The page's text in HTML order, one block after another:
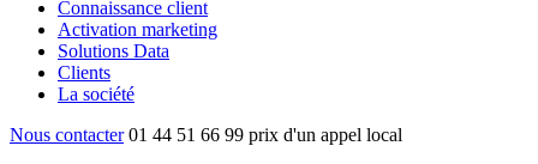
Connaissance client
Activation marketing
Solutions Data
Clients
La société
Nous contacter 01 44 51 66 99 prix d'un appel local